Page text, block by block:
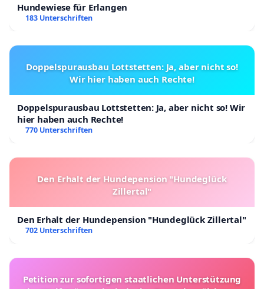
Hundewiese für Erlangen
183 Unterschriften
Doppelspurausbau Lottstetten: Ja, aber nicht so!
Wir hier haben auch Rechte!
Doppelspurausbau Lottstetten: Ja, aber nicht so! Wir
hier haben auch Rechte!
770 Unterschriften
Den Erhalt der Hundepension "Hundeglück
Zillertal"
Den Erhalt der Hundepension "Hundeglück Zillertal"
702 Unterschriften
Petition zur sofortigen staatlichen Unterstützung